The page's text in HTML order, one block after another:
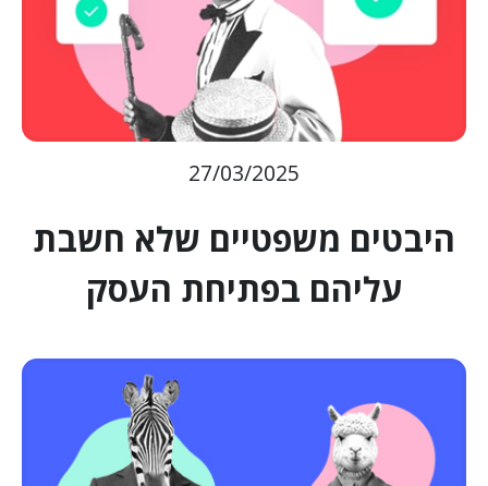
27/03/2025
היבטים משפטיים שלא חשבת
עליהם בפתיחת העסק